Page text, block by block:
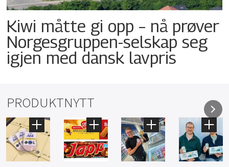
Kiwi måtte gi opp – nå prøver
Norgesgruppen-selskap seg
igjen med dansk lavpris
PRODUKTNYTT